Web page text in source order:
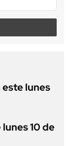
este lunes
10 de